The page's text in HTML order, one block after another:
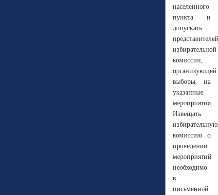
населенного
пункта и
допускать
представителей
избирательной
комиссии,
организующей
выборы, на
указанные
мероприятия.
Извещать
избирательную
комиссию о
проведении
мероприятий
необходимо
в
письменной